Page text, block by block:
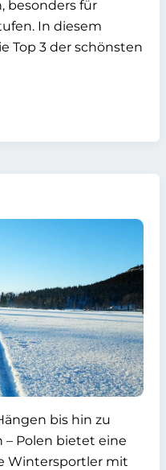
besonders für
In diesem
Top 3 der schönsten
bis hin zu
– Polen bietet eine
Wintersportler mit